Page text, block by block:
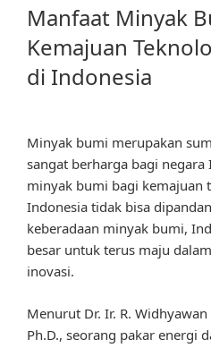
Manfaat Minyak
Kemajuan
di Indonesia
Minyak bumi merupakan
sangat berharga bagi negara
minyak bumi bagi kemajuan
Indonesia tidak bisa
keberadaan minyak bumi,
besar untuk terus maju
inovasi.
Menurut Dr. Ir. R.
Ph.D., seorang pakar energi